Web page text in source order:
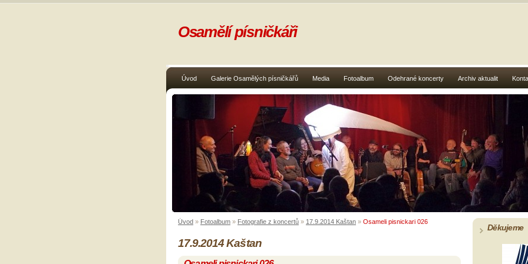
Úvod Galerie Osamělých písničkářů Media Fotoalbum Odehrané koncerty Archiv aktualit
Osamělí písničkáři
Úvod » Fotoalbum » Fotografie z koncertů » 17.9.2014 Kaštan » Osameli pisnickari 026
17.9.2014 Kaštan
Děkujeme